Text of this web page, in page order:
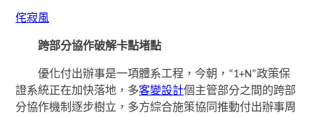
侘寂風
跨部分協作破解卡點堵點
優化付出辦事是一項體系工程，今朝，“1+N”政策保
證系統正在加快落地，多客變設計個主管部分之間的跨部
分協作機制逐步樹立，多方綜合施策協同推動付出辦事周